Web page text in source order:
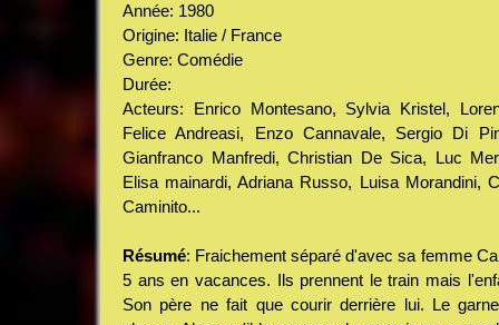
Année: 1980
Origine: Italie / France
Genre: Comédie
Durée:
Acteurs: Enrico Montesano, Sylvia Kristel,
Felice Andreasi, Enzo Cannavale, Sergio Di
Gianfranco Manfredi, Christian De Sica, Luc
Elisa mainardi, Adriana Russo, Luisa Morandini,
Caminito...
Résumé: Fraichement séparé d'avec sa femme
5 ans en vacances. Ils prennent le train mais
Son père ne fait que courir derrière lui. Le